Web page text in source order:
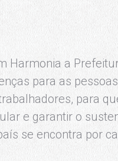
Harmonia a
para as
para
e garantir o
se encontra por